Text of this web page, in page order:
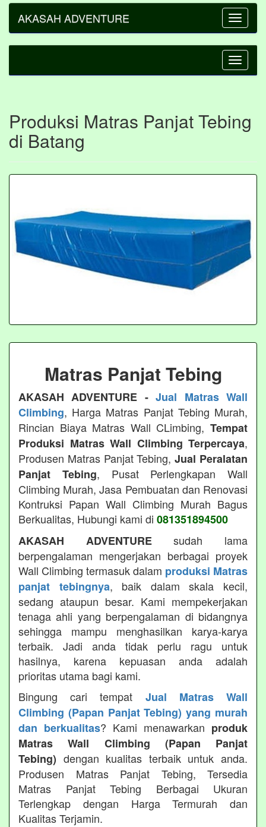
Toggle
AKASAH ADVENTURE
Toggle
Produksi Matras Panjat Tebing
di Batang
Matras Panjat Tebing
AKASAH ADVENTURE -Jual Matras Wall
Climbing, Harga Matras Panjat Tebing Murah,
Rincian Biaya Matras Wall CLimbing, Tempat
Produksi Matras Wall Climbing Terpercaya,
Produsen Matras Panjat Tebing,Jual Peralatan
Panjat Tebing, Pusat Perlengkapan Wall
Climbing Murah, Jasa Pembuatan dan Renovasi
Kontruksi Papan Wall Climbing Murah Bagus
Berkualitas, Hubungi kami di 081351894500
AKASAH ADVENTUREsudah lama
berpengalaman mengerjakan berbagai proyek
Wall Climbing termasuk dalam produksi Matras
panjat tebingnya, baik dalam skala kecil,
sedang ataupun besar. Kami mempekerjakan
tenaga ahli yang berpengalaman di bidangnya
sehingga mampu menghasilkan karya-karya
terbaik. Jadi anda tidak perlu ragu untuk
hasilnya, karena kepuasan anda adalah
prioritas utama bagi kami.
Bingung cari tempat Jual Matras Wall
Climbing (Papan Panjat Tebing) yang murah
dan berkualitas? Kami menawarkan produk
Matras Wall Climbing (Papan Panjat
Tebing) dengan kualitas terbaik untuk anda.
Produsen Matras Panjat Tebing, Tersedia
Matras Panjat Tebing Berbagai Ukuran
Terlengkap dengan Harga Termurah dan
Kualitas Terjamin.